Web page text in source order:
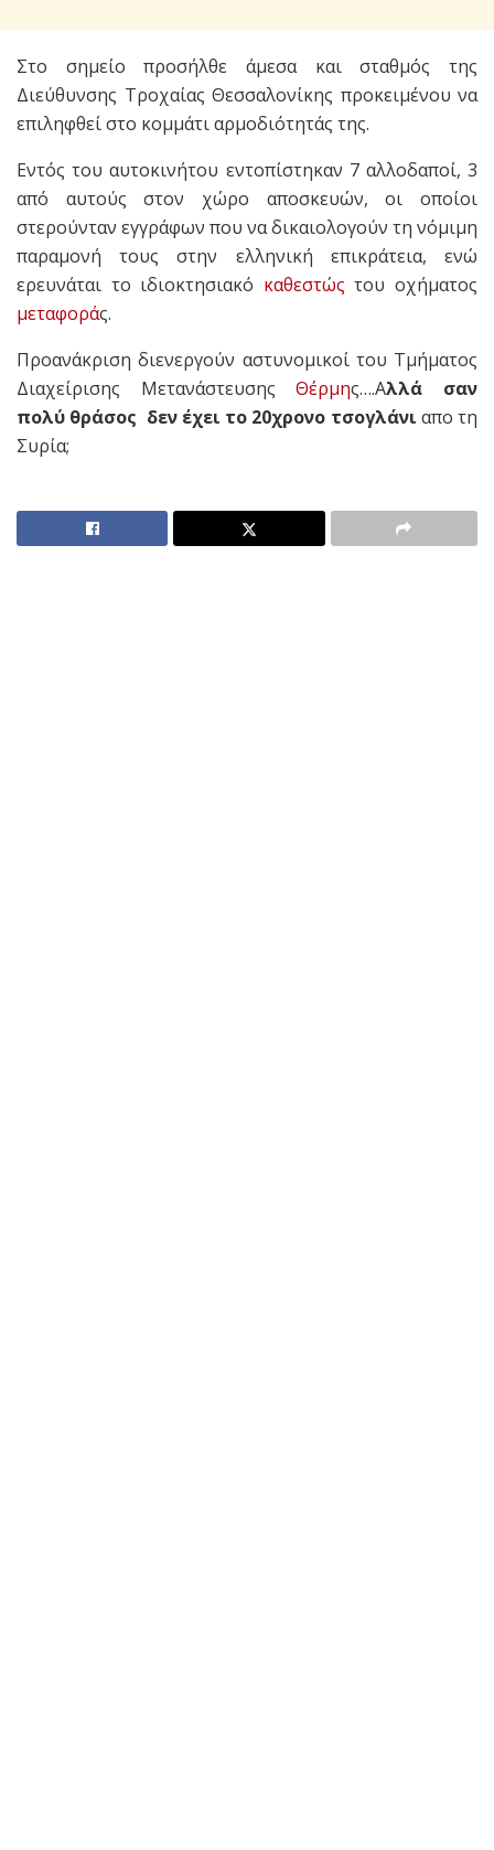
Στο σημείο προσήλθε άμεσα και σταθμός της
Διεύθυνσης Τροχαίας Θεσσαλονίκης προκειμένου να
επιληφθεί στο κομμάτι αρμοδιότητάς της.
Εντός του αυτοκινήτου εντοπίστηκαν 7 αλλοδαποί, 3
από αυτούς στον χώρο αποσκευών, οι οποίοι
στερούνταν εγγράφων που να δικαιολογούν τη νόμιμη
παραμονή τους στην ελληνική επικράτεια, ενώ
ερευνάται το ιδιοκτησιακό καθεστώς του οχήματος
μεταφοράς.
Προανάκριση διενεργούν αστυνομικοί του Τμήματος
Διαχείρισης ΜετανάστευσηςΘέρμης….Αλλά σαν
πολύ θράσος δεν έχει το 20χρονο τσογλάνι απο τη
Συρία;